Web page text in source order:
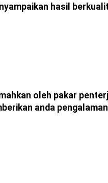
hasil
oleh pakar
anda